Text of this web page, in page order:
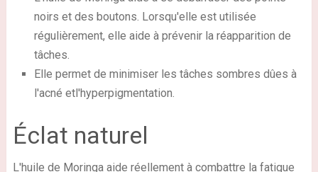
noirs et des boutons. Lorsqu'elle est utilisée
régulièrement, elle aide à prévenir la réapparition de
tâches.
Elle permet de minimiser les tâches sombres dûes à
l'acné etl'hyperpigmentation.
Éclat naturel
L'huile de Moringa aide réellement à combattre la fatigue